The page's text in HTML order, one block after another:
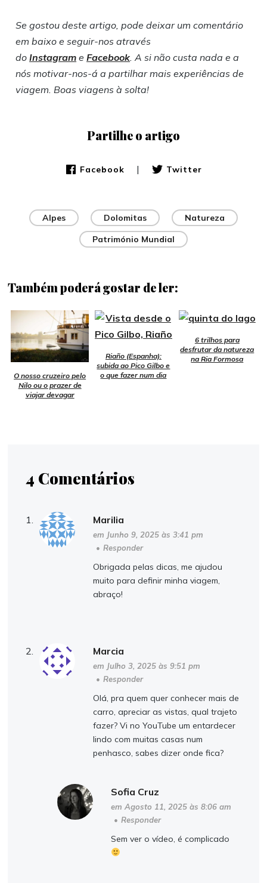
Se gostou deste artigo, pode deixar um comentário
em baixo e seguir-nos através
doInstagram eFacebook. A si não custa nada e a
nós motivar-nos-á a partilhar mais experiências de
viagem. Boas viagens à solta!
Partilhe o artigo
Facebook | Twitter
Alpes Dolomitas
Natureza
Património Mundial
Também poderá gostar de ler:
O nosso cruzeiro pelo
Nilo ou o prazer de
viajar devagar
Riaño (Espanha):
subida ao Pico Gilbo e
o que fazer num dia
6 trilhos para
desfrutar da natureza
na Ria Formosa
4 Comentários
Marilia
em Junho 9, 2025 às 3:41 pm
• Responder
Obrigada pelas dicas, me ajudou
muito para definir minha viagem,
abraço!
Marcia
em Julho 3, 2025 às 9:51 pm
• Responder
Olá, pra quem quer conhecer mais de
carro, apreciar as vistas, qual trajeto
fazer? Vi no YouTube um entardecer
lindo com muitas casas num
penhasco, sabes dizer onde fica?
Sofia Cruz
em Agosto 11, 2025 às 8:06 am
• Responder
Sem ver o vídeo, é complicado